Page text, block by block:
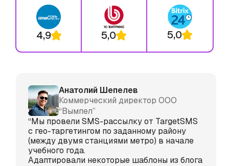
4,9 5,0 5,0
Анатолий Шепелев
Коммерческий директор ООО
“Вымпел”
“Мы провели SMS-рассылку от TargetSMS
с гео-таргетингом по заданному району
(между двумя станциями метро) в начале
учебного года.
Адаптировали некоторые шаблоны из блога